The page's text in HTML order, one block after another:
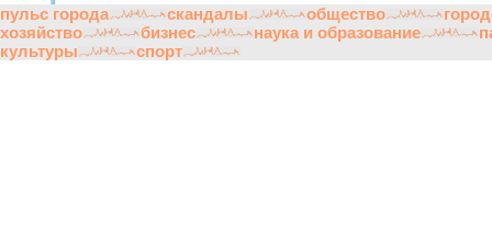
пульс города скандалы общество
хозяйство
бизнес наука и образование
культуры
спорт